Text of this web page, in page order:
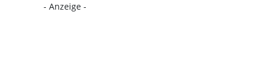
- Anzeige -